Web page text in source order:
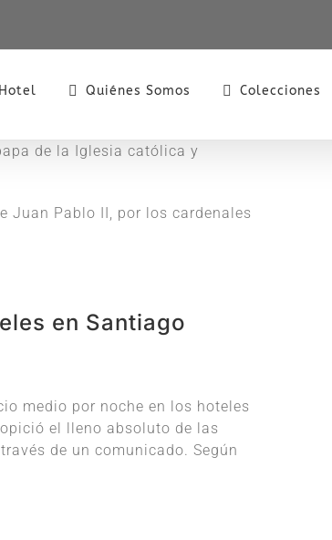
Quiénes Somos Colecciones
de la Iglesia católica y
Juan Pablo II, por los cardenales
en Santiago
medio por noche en los hoteles
el lleno absoluto de las
de un comunicado. Según